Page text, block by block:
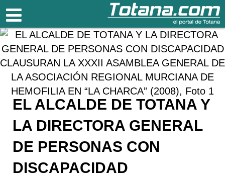
Totana.com
EL ALCALDE DE TOTANA Y
LA DIRECTORA GENERAL
DE PERSONAS CON
DISCAPACIDAD